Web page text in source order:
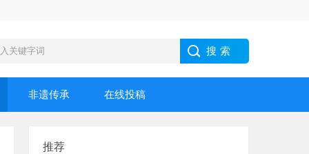
非遗传承 在线投稿
推荐